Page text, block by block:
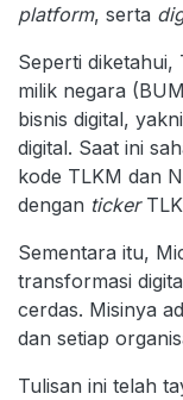
platform, serta
Seperti diketahui,
milik negara
bisnis digital,
digital. Saat ini
kode TLKM dan
dengan ticker
Sementara itu,
transformasi
cerdas. Misinya
dan setiap
Tulisan ini telah